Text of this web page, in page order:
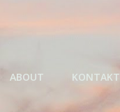
ABOUT KONTAKT